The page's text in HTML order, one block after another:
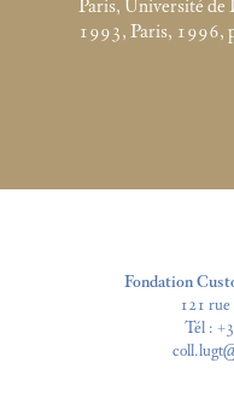
Paris, Université de
1993, Paris, 1996,
Fondation
121
Tél :